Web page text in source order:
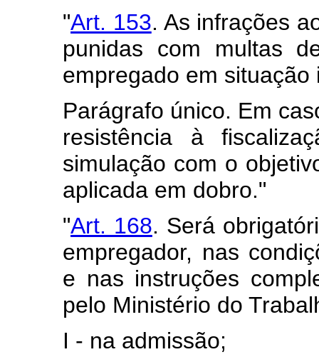
"Art. 153. As infrações
punidas com multas
empregado em situação
Parágrafo único. Em
resistência à
simulação com o
aplicada em dobro."
"Art. 168. Será
empregador, nas
e nas instruções
pelo Ministério do
I - na admissão;